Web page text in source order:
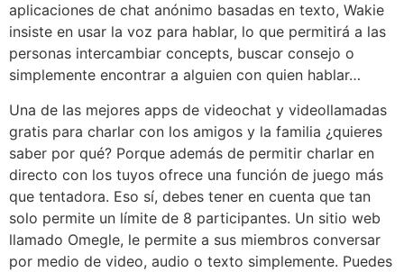
aplicaciones de chat anónimo basadas en texto, Wakie
insiste en usar la voz para hablar, lo que permitirá a las
personas intercambiar concepts, buscar consejo o
simplemente encontrar a alguien con quien hablar…
Una de las mejores apps de videochat y videollamadas
gratis para charlar con los amigos y la familia ¿quieres
saber por qué? Porque además de permitir charlar en
directo con los tuyos ofrece una función de juego más
que tentadora. Eso sí, debes tener en cuenta que tan
solo permite un límite de 8 participantes. Un sitio web
llamado Omegle, le permite a sus miembros conversar
por medio de video, audio o texto simplemente. Puedes